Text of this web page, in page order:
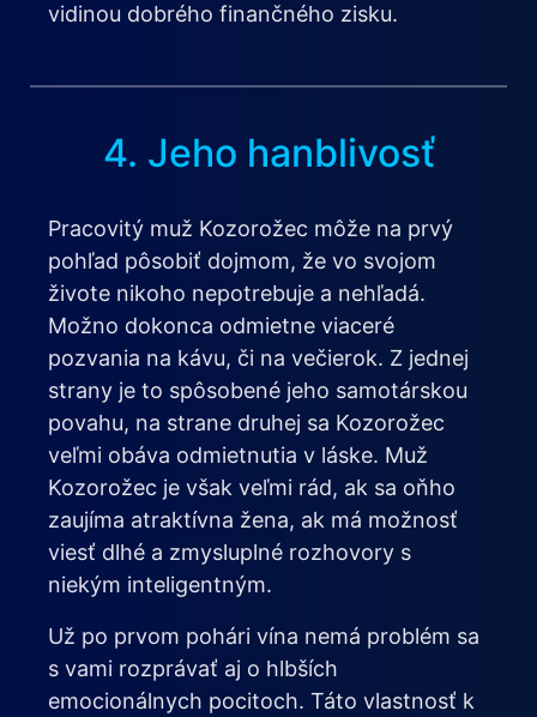
vidinou dobrého finančného zisku.
4. Jeho hanblivosť
Pracovitý muž Kozorožec môže na prvý
pohľad pôsobiť dojmom, že vo svojom
živote nikoho nepotrebuje a nehľadá.
Možno dokonca odmietne viaceré
pozvania na kávu, či na večierok. Z jednej
strany je to spôsobené jeho samotárskou
povahu, na strane druhej sa Kozorožec
veľmi obáva odmietnutia v láske. Muž
Kozorožec je však veľmi rád, ak sa oňho
zaujíma atraktívna žena, ak má možnosť
viesť dlhé a zmysluplné rozhovory s
niekým inteligentným.
Už po prvom pohári vína nemá problém sa
s vami rozprávať aj o hlbších
emocionálnych pocitoch. Táto vlastnosť k